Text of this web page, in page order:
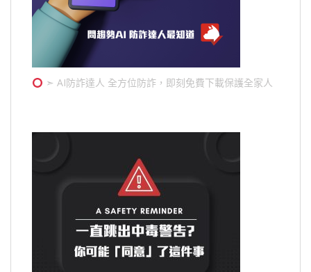
➣ AI防詐達人 全方位防詐，即刻免費下載保護全家人